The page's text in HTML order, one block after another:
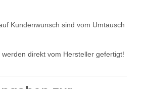
Kundenwunsch sind vom Umtausch
werden direkt vom Hersteller gefertigt!